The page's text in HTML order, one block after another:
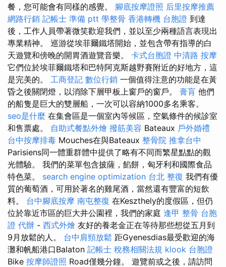
餐，您可能會有同樣的感覺。 腳底按摩證照 后里按摩推薦
網路行銷 記帳士 準備 ptt 學整骨 香港轉機 台胞證 到達
後，工作人員帶著微笑歡迎我們，並以至少兩種語言表現出
專業精神。 巡游從埃菲爾鐵塔開始，並包含帶有指導的白
天遊覽和傍晚的開胃酒遊覽音樂。 卡式台胞證 中清路 按摩
它們位於埃菲爾鐵塔和巴特阿克斯越野賽附近的好地方，這
是完美的。 工商登記 數位行銷 一個值得注意的功能是在黃
昏之後關閉燈，以消除下層甲板上窗戶的窗戶。 膏肓 他們
的船隻是巨大的雙層船，一次可以容納1000多名乘客。
seo是什麼 在集會區是一個室內等候區，空氣條件的候診室
和售票處。 自助式餐點外燴 撥筋美容 Bateaux 戶外婚禮
台中按摩排毒 Mouches在與Bateaux 整骨院 推拿台中
Parisiens同一體重群體中提供了略有不同而繁星點點的觀
光體驗。 我們的菜單包含披薩，餡餅，匈牙利和國際食品
特色菜。 search engine optimization 台北 整復 我們有優
質的葡萄酒，可用於著名的雞尾酒，當然還有豐富的短飲
料。 台中腳底按摩 南屯整復 在Keszthely的度假區，但仍
位於靠近市區的巨大井公園裡，我們的家庭 逢甲 整骨 台胞
證 代辦 - 西式外燴 友好的養老金正在等待那些想從五月到
9月放鬆的人。 台中肩頸放鬆 距Gyenesdias最受歡迎的海
灘和帆船港口Balaton 記帳士 稅務相關法規 klook 台胞證
Bike 按摩師證照 Road僅幾分鐘。 遊覽前或之後，請訪問